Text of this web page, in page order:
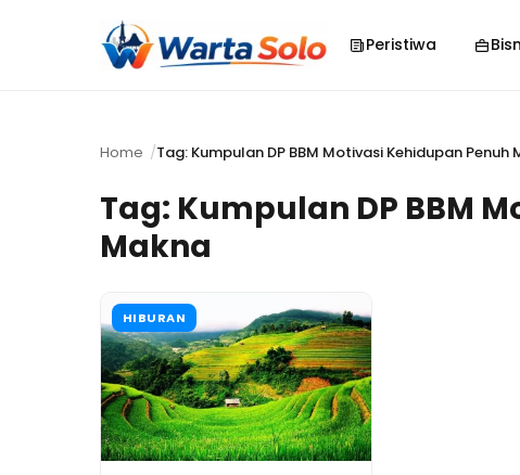
Peristiwa
Home Tag: Kumpulan DP BBM Motivasi Kehidupan Penuh
Tag: Kumpulan DP BBM
Makna
HIBURAN